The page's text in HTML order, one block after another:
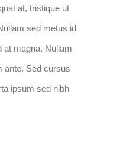
at, tristique ut
sed metus id
at magna. Nullam
ante. Sed cursus
ipsum sed nibh